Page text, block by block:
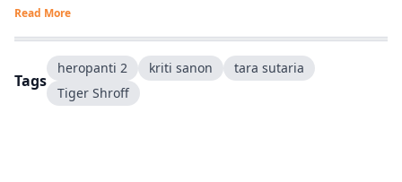
Read More
Tags
heropanti 2 kriti sanon
tara sutaria
Tiger Shroff